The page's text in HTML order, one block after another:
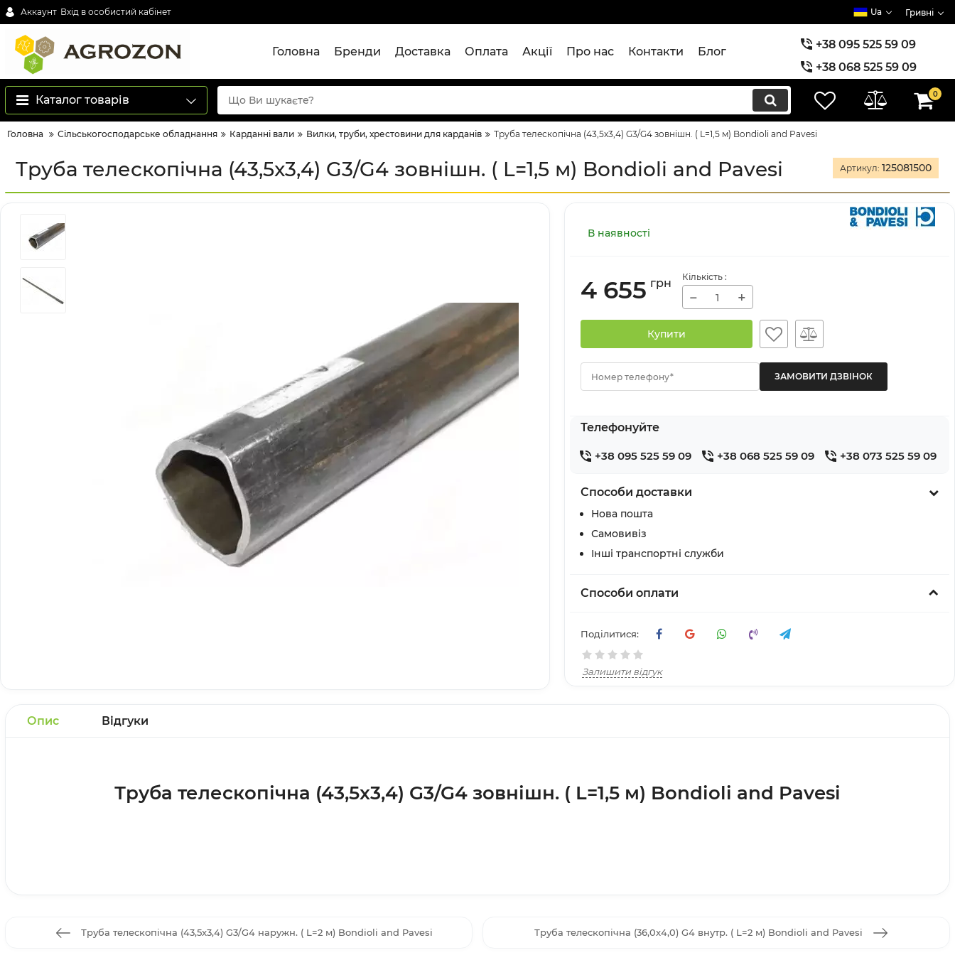
Аккаунт Вхід в особистий кабінет Ua Гривні
Головна Бренди Доставка Оплата Акції Про нас Контакти Блог
+38 095 525 59 09
+38 068 525 59 09
+38 073 525 59 09
Каталог товарів 0
Головна Сільськогосподарське обладнання Карданні вали Вилки, труби, хрестовини для карданів Труба телескопічна (43,5x3,4) G3/G4 зовнішн. ( L=1,5 м) Bondioli and Pavesi
Труба телескопічна (43,5x3,4) G3/G4 зовнішн. ( L=1,5 м) Bondioli and Pavesi Артикул: 125081500
В наявності
4 655 грн Кількість :
− +
Купити
Номер телефону*
Телефонуйте
+38 095 525 59 09 +38 068 525 59 09 +38 073 525 59 09
Способи доставки
Нова пошта
Самовивіз
Інші транспортні служби
Способи оплати
Поділитися:
Залишити відгук
Опис Відгуки
Труба телескопічна (43,5x3,4) G3/G4 зовнішн. ( L=1,5 м) Bondioli and Pavesi
Труба телескопічна (43,5x3,4) G3/G4 наружн. ( L=2 м) Bondioli and Pavesi Труба телескопічна (36,0x4,0) G4 внутр. ( L=2 м) Bondioli and Pavesi